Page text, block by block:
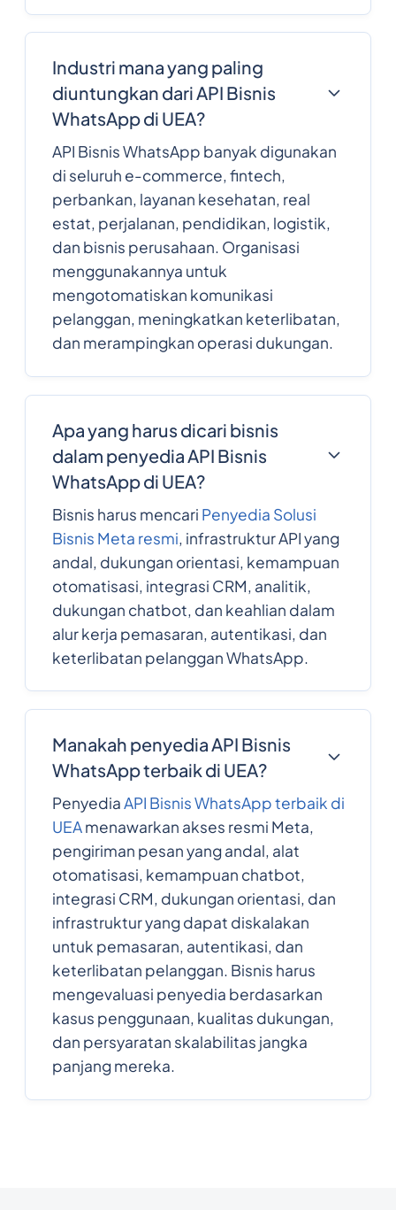
Industri mana yang paling
diuntungkan dari API Bisnis
WhatsApp di UEA?
API Bisnis WhatsApp banyak digunakan
di seluruh e-commerce, fintech,
perbankan, layanan kesehatan, real
estat, perjalanan, pendidikan, logistik,
dan bisnis perusahaan. Organisasi
menggunakannya untuk
mengotomatiskan komunikasi
pelanggan, meningkatkan keterlibatan,
dan merampingkan operasi dukungan.
Apa yang harus dicari bisnis
dalam penyedia API Bisnis
WhatsApp di UEA?
Bisnis harus mencari Penyedia Solusi
Bisnis Meta resmi, infrastruktur API yang
andal, dukungan orientasi, kemampuan
otomatisasi, integrasi CRM, analitik,
dukungan chatbot, dan keahlian dalam
alur kerja pemasaran, autentikasi, dan
keterlibatan pelanggan WhatsApp.
Manakah penyedia API Bisnis
WhatsApp terbaik di UEA?
PenyediaAPI Bisnis WhatsApp terbaik di
UEAmenawarkan akses resmi Meta,
pengiriman pesan yang andal, alat
otomatisasi, kemampuan chatbot,
integrasi CRM, dukungan orientasi, dan
infrastruktur yang dapat diskalakan
untuk pemasaran, autentikasi, dan
keterlibatan pelanggan. Bisnis harus
mengevaluasi penyedia berdasarkan
kasus penggunaan, kualitas dukungan,
dan persyaratan skalabilitas jangka
panjang mereka.